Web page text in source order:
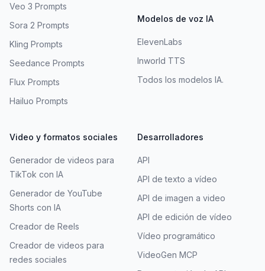
Veo 3 Prompts
Sora 2 Prompts
Kling Prompts
Seedance Prompts
Flux Prompts
Hailuo Prompts
Modelos de voz IA
ElevenLabs
Inworld TTS
Todos los modelos IA.
Video y formatos sociales
Generador de videos para
TikTok con IA
Generador de YouTube
Shorts con IA
Creador de Reels
Creador de videos para
redes sociales
Desarrolladores
API
API de texto a vídeo
API de imagen a video
API de edición de vídeo
Vídeo programático
VideoGen MCP